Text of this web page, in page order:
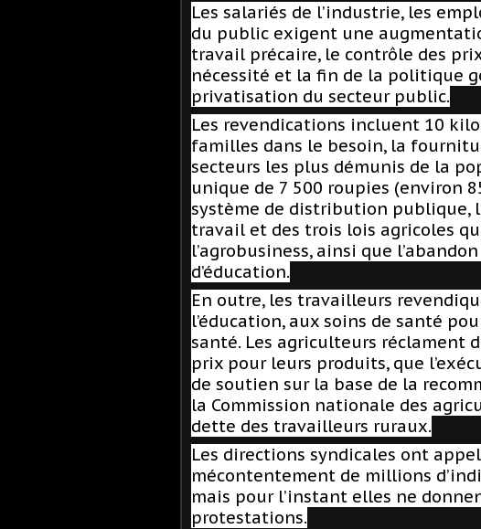
Les salariés de l’industrie, les
du public exigent une
travail précaire, le contrôle des
nécessité et la fin de la politique
privatisation du secteur public.
Les revendications incluent 10
familles dans le besoin, la
secteurs les plus démunis de la
unique de 7 500 roupies (environ
système de distribution publique,
travail et des trois lois agricoles
l’agrobusiness, ainsi que
d’éducation.
En outre, les travailleurs
l’éducation, aux soins de santé
santé. Les agriculteurs réclament
prix pour leurs produits, que
de soutien sur la base de la
la Commission nationale des
dette des travailleurs ruraux.
Les directions syndicales ont
mécontentement de millions
mais pour l’instant elles ne
protestations.